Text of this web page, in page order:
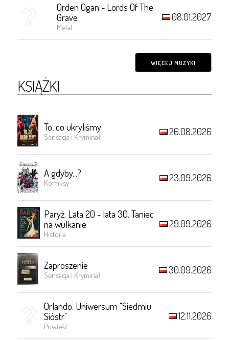
Orden Ogan - Lords Of The
Grave
Metal
08.01.2027
WIĘCEJ MUZYKI
KSIĄŻKI
To, co ukryliśmy
Sensacja i Kryminał 26.08.2026
A gdyby...?
Komiksy 23.09.2026
Paryż. Lata 20 - lata 30. Taniec
na wulkanie
Historia
29.09.2026
Zaproszenie
Sensacja i Kryminał 30.09.2026
Orlando. Uniwersum "Siedmiu
Sióstr"
Powieść
12.11.2026